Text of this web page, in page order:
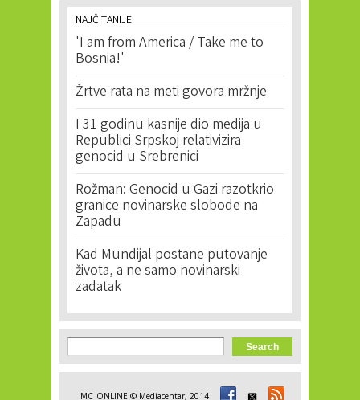
NAJČITANIJE
'I am from America / Take me to
Bosnia!'
Žrtve rata na meti govora mržnje
I 31 godinu kasnije dio medija u
Republici Srpskoj relativizira
genocid u Srebrenici
Rožman: Genocid u Gazi razotkrio
granice novinarske slobode na
Zapadu
Kad Mundijal postane putovanje
života, a ne samo novinarski
zadatak
Search form
Search
MC_ONLINE © Mediacentar, 2014